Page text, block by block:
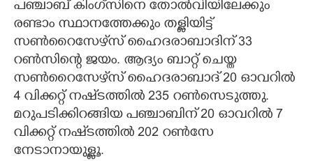
CARTOONS
LITERATURE
CONTACT US
പഞ്ചാബ് കിംഗ്‌സിനെ തോൽവിയിലേക്കും
രണ്ടാം സ്ഥാനത്തേക്കും തള്ളിയിട്ട്
സൺറൈസേഴ്‌സ് ഹൈദരാബാദിന് 33
റൺസിന്റെ ജയം. ആദ്യം ബാറ്റ് ചെയ്ത
സൺറൈസേഴ്‌സ് ഹൈദരാബാദ് 20 ഓവറിൽ
4 വിക്കറ്റ് നഷ്‌ടത്തിൽ 235 റൺസെടുത്തു.
മറുപടിക്കിറങ്ങിയ പഞ്ചാബിന് 20 ഓവറിൽ 7
വിക്കറ്റ് നഷ്‌ടത്തിൽ 202 റൺസേ
നേടാനായുള്ളൂ.